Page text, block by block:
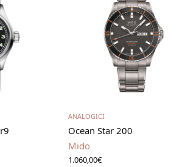
Aggiungi al carrello
ANALOGICI
Ocean Star 200
Mido
1.060,00€